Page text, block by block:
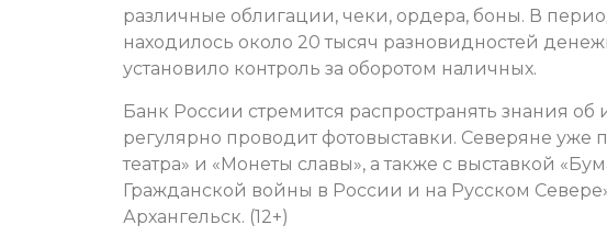
различные облигации, чеки, ордера, боны. В
находилось около 20 тысяч разновидностей
установило контроль за оборотом наличных.
Банк России стремится распространять знания
регулярно проводит фотовыставки. Северяне
театра» и «Монеты славы», а также с выставкой
Гражданской войны в России и на Русском
Архангельск. (12+)